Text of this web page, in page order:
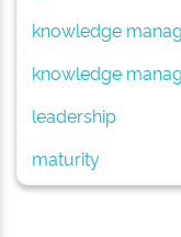
knowledge
knowledge
leadership
maturity